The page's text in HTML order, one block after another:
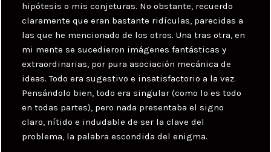
hipótesis o mis conjeturas. No obstante, recuerdo
claramente que eran bastante ridículas, parecidas a
las que he mencionado de los otros. Una tras otra, en
mi mente se sucedieron imágenes fantásticas y
extraordinarias, por pura asociación mecánica de
ideas. Todo era sugestivo e insatisfactorio a la vez.
Pensándolo bien, todo era singular (como lo es todo
en todas partes), pero nada presentaba el signo
claro, nítido e indudable de ser la clave del
problema, la palabra escondida del enigma.